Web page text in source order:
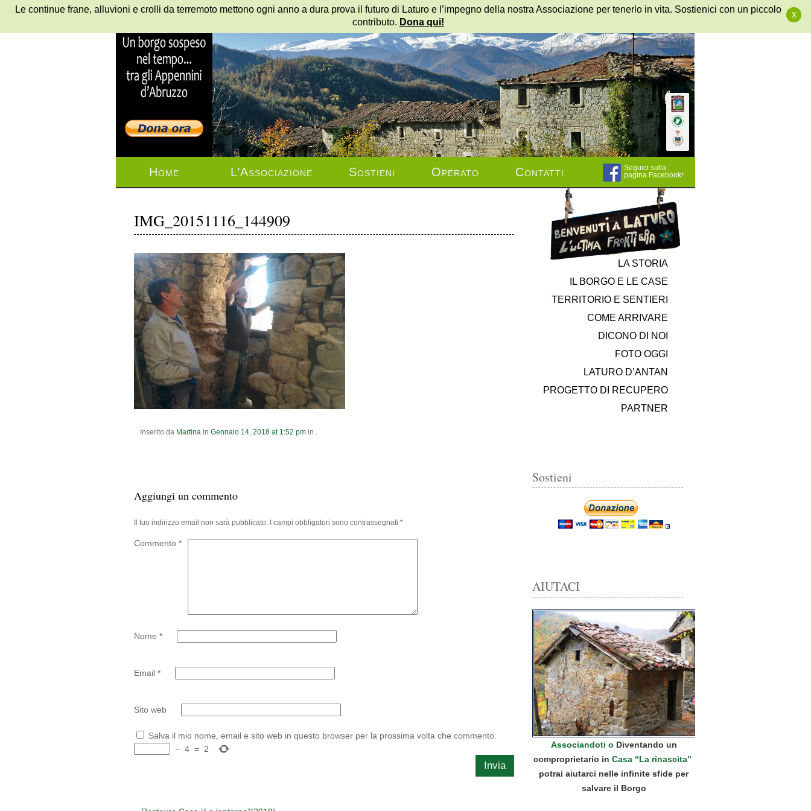
Home L’Associazione Sostieni Operato Contatti
Seguici sulla
pagina Facebook!
IMG_20151116_144909
Inserito da Martina in Gennaio 14, 2018 at 1:52 pm in .
Aggiungi un commento
Il tuo indirizzo email non sarà pubblicato. I campi obbligatori sono contrassegnati *
Commento *
Nome *
Email *
Sito web
Salva il mio nome, email e sito web in questo browser per la prossima volta che commento.
− 4 = 2
LA STORIA
IL BORGO E LE CASE
TERRITORIO E SENTIERI
COME ARRIVARE
DICONO DI NOI
FOTO OGGI
LATURO D’ANTAN
PROGETTO DI RECUPERO
PARTNER
Sostieni
AIUTACI
Associandoti o Diventando un
comproprietario in Casa “La rinascita”
potrai aiutarci nelle infinite sfide per
salvare il Borgo
x
Le continue frane, alluvioni e crolli da terremoto mettono ogni anno a dura prova il futuro di Laturo e l’impegno della nostra Associazione per tenerlo in vita. Sostienici con un piccolo
contributo. Dona qui!